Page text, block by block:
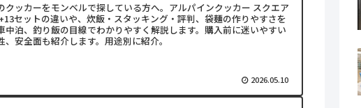
クッカーをモンベルで探している方へ。アルパインクッカー スクエア
セットの違いや、炊飯・スタッキング・評判、袋麺の作りやすさを
中泊、釣り飯の目線でわかりやすく解説します。購入前に迷いやすい
、安全面も紹介します。用途別に紹介。
2026.05.10